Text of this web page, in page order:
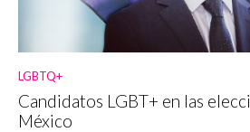
LGBTQ+
Candidatos LGBT+ en las
México